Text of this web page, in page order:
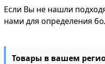
Если Вы не нашли
нами для определения
Товары в вашем